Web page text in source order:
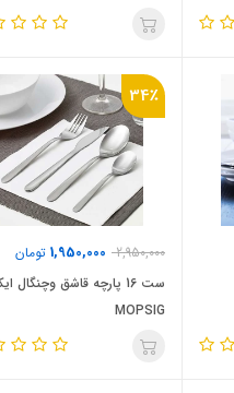
34٪
2,950,000
1,950,000 تومان
ست 16 پارچه قاشق وچنگال
MOPSIG